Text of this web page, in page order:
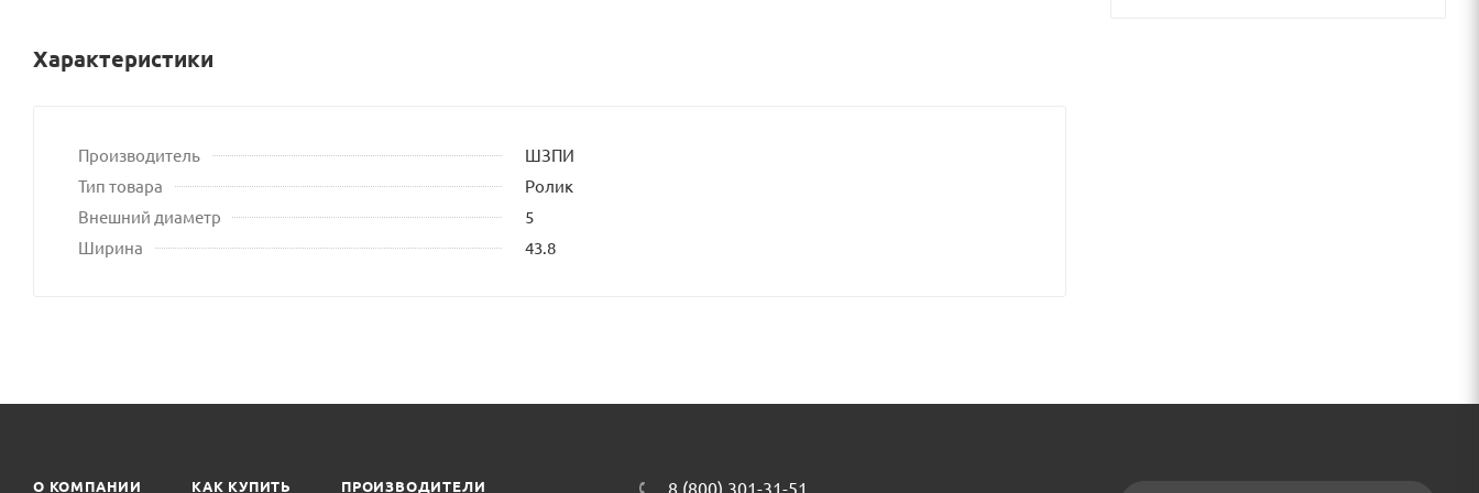
Характеристики
Производитель
ШЗПИ
Тип товара
Ролик
Внешний диаметр
5
Ширина
43.8
О КОМПАНИИ КАК КУПИТЬ ПРОИЗВОДИТЕЛИ 8 (800) 301-31-51